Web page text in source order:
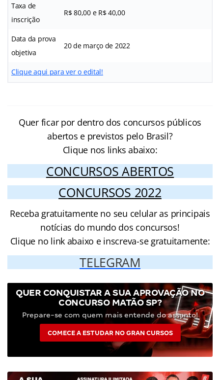
Taxa de
inscrição
R$ 80,00 e R$ 40,00
Data da prova
objetiva
20 de março de 2022
Clique aqui para ver o edital!
Quer ficar por dentro dos concursos públicos
abertos e previstos pelo Brasil?
Clique nos links abaixo:
CONCURSOS ABERTOS
CONCURSOS 2022
Receba gratuitamente no seu celular as principais
notícias do mundo dos concursos!
Clique no link abaixo e inscreva-se gratuitamente:
TELEGRAM
QUER CONQUISTAR A SUA APROVAÇÃO NO
CONCURSO MATÃO SP?
Prepare-se com quem mais entende do assunto!
COMECE A ESTUDAR NO GRAN CURSOS